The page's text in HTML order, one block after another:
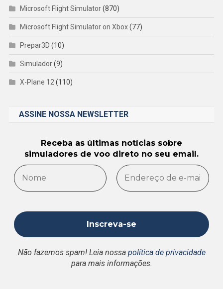
Microsoft Flight Simulator(870)
Microsoft Flight Simulator on Xbox(77)
Prepar3D (10)
Simulador(9)
X-Plane 12(110)
ASSINE NOSSA NEWSLETTER
Receba as últimas notícias sobre
simuladores de voo direto no seu email.
Não fazemos spam! Leia nossa política de privacidade
para mais informações.